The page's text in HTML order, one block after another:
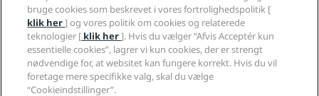
Indkøb
bruge cookies som beskrevet i vores fortrolighedspolitik [
klik her] og vores politik om cookies og relaterede
teknologier [ klik her]. Hvis du vælger “Afvis Acceptér kun
essentielle cookies”, lagrer vi kun cookies, der er strengt
nødvendige for, at websitet kan fungere korrekt. Hvis du vil
foretage mere specifikke valg, skal du vælge
“Cookieindstillinger”.